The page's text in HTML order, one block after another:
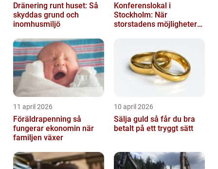
Dränering runt huset: Så
skyddas grund och
inomhusmiljö
Konferenslokal i
Stockholm: När
storstadens möjligheter
11 april 2026
Föräldrapenning så
fungerar ekonomin när
familjen växer
10 april 2026
Sälja guld så får du bra
betalt på ett tryggt sätt